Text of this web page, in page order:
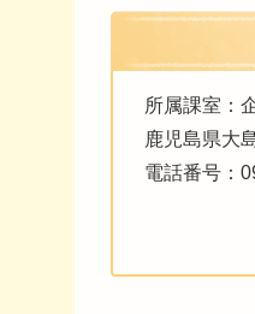
所属課室：
鹿児島県大
電話番号：